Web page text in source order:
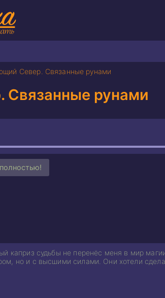
Север. Связанные рунами
рунами
каприз судьбы не перенёс меня в мир
но и с высшими силами. Они хотели